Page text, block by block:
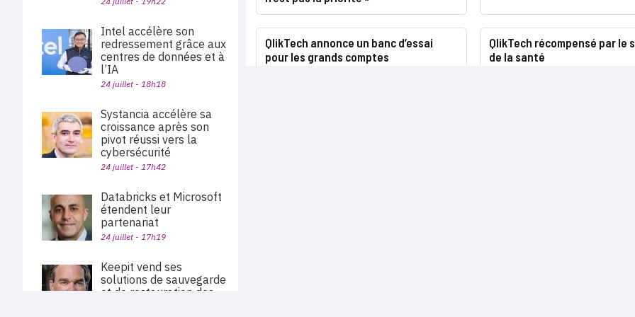
QlikTech annonce un banc d’essai
pour les grands comptes
QlikTech récompensé par le
de la santé
Intel accélère son
redressement grâce aux
centres de données et à
l’IA
24 juillet - 18h18
Systancia accélère sa
croissance après son
pivot réussi vers la
cybersécurité
24 juillet - 17h42
Databricks et Microsoft
étendent leur
partenariat
24 juillet - 17h19
Keepit vend ses
solutions de sauvegarde
et de restauration des